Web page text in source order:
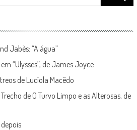
for:
Jabès: “A água”
“Ulysses”, de James Joyce
de Lucíola Macêdo
de O Turvo Limpo e as Alterosas, de